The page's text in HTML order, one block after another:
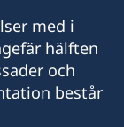
med i
hälften
och
består